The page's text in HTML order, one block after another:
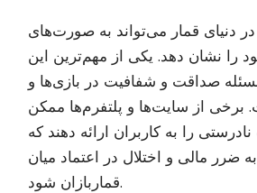
دنیای قمار می‌تواند به صورت‌های
را نشان دهد. یکی از مهم‌ترین این
صداقت و شفافیت در بازی‌ها و
از سایت‌ها و پلتفرم‌ها ممکن
را به کاربران ارائه دهند که
ضرر مالی و اختلال در اعتماد میان
قماربازان شود.